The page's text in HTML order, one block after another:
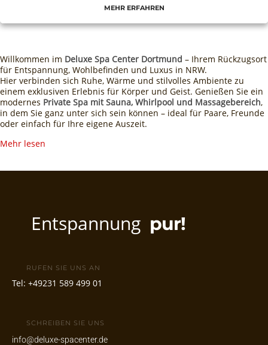
MEHR ERFAHREN
Willkommen im Deluxe Spa Center Dortmund – Ihrem Rückzugsort
für Entspannung, Wohlbefinden und Luxus in NRW.
Hier verbinden sich Ruhe, Wärme und stilvolles Ambiente zu
einem exklusiven Erlebnis für Körper und Geist. Genießen Sie ein
modernes Private Spa mit Sauna, Whirlpool und Massagebereich,
in dem Sie ganz unter sich sein können – ideal für Paare, Freunde
oder einfach für Ihre eigene Auszeit.
Mehr lesen
Entspannung pur!
RUFEN SIE UNS AN
Tel: +49231 589 499 01
SCHREIBEN SIE UNS
info@deluxe-spacenter.de